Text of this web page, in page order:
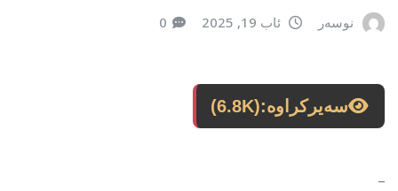
نوسەر ئاب 19, 2025 0
سەیرکراوە:(6.8K)